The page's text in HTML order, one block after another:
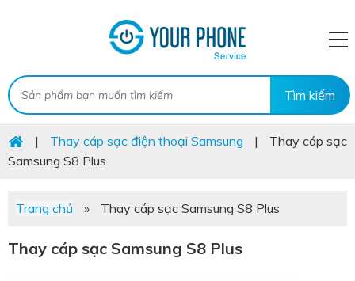
| Thay cáp sạc điện thoại Samsung |
Thay cáp sạc
Samsung S8 Plus
Trang chủ » Thay cáp sạc Samsung S8 Plus
Thay cáp sạc Samsung S8 Plus